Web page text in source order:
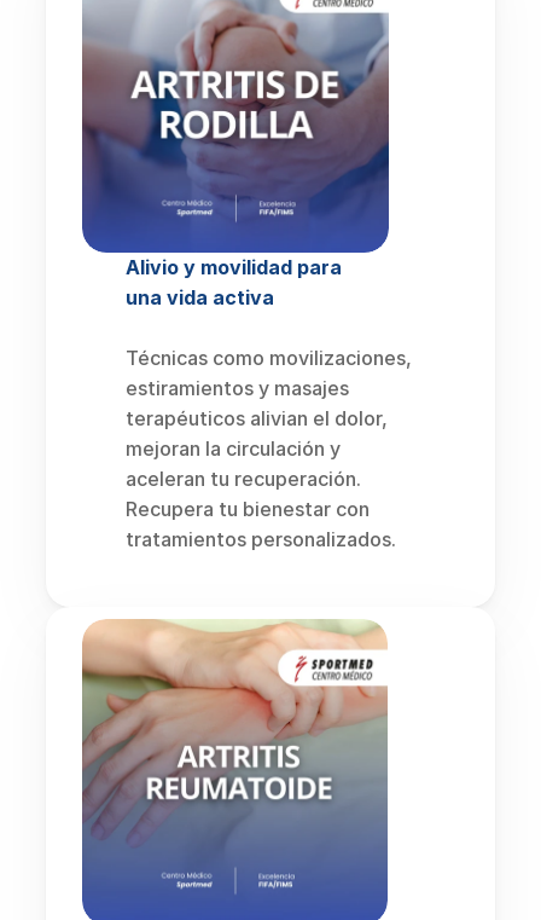
Alivio y movilidad para
una vida activa
Técnicas como movilizaciones,
estiramientos y masajes
terapéuticos alivian el dolor,
mejoran la circulación y
aceleran tu recuperación.
Recupera tu bienestar con
tratamientos personalizados.